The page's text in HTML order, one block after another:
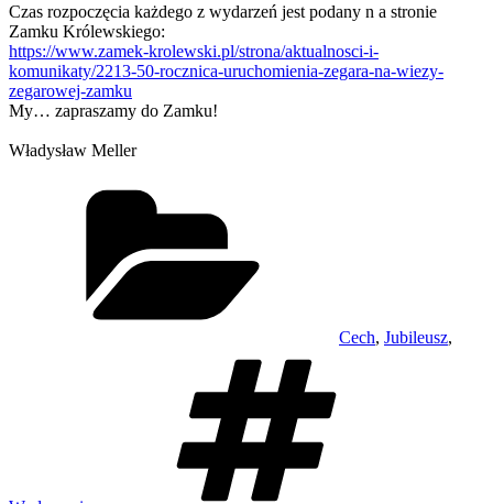
Czas rozpoczęcia każdego z wydarzeń jest podany n a stronie
Zamku Królewskiego:
https://www.zamek-krolewski.pl/strona/aktualnosci-i-
komunikaty/2213-50-rocznica-uruchomienia-zegara-na-wiezy-
zegarowej-zamku
My… zapraszamy do Zamku!
Władysław Meller
Cech, Jubileusz,